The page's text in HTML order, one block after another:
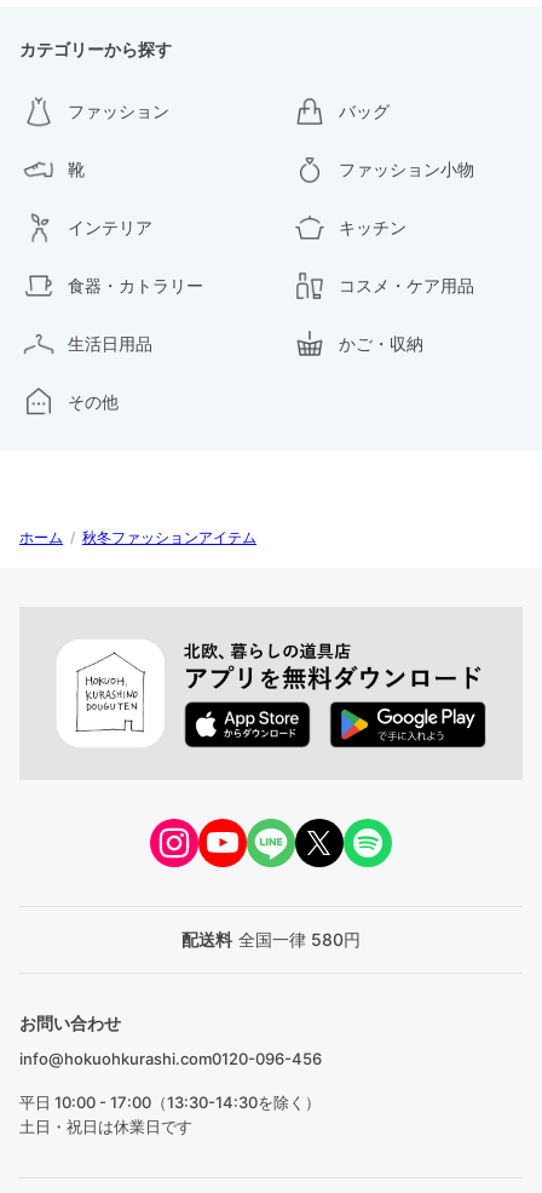
カテゴリーから探す
ファッション バッグ
靴 ファッション小物
インテリア キッチン
食器・カトラリー コスメ・ケア用品
生活日用品 かご・収納
その他
ホーム / 秋冬ファッションアイテム
配送料 全国一律 580円
お問い合わせ
info@hokuohkurashi.com0120-096-456
平日 10:00 - 17:00（13:30-14:30を除く）
土日・祝日は休業日です